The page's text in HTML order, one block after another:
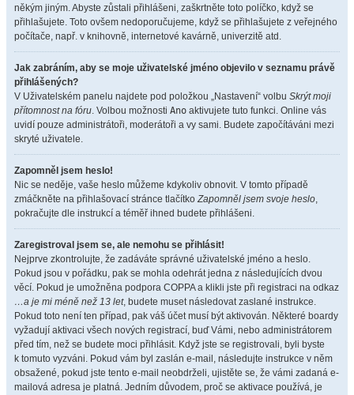
někým jiným. Abyste zůstali přihlášeni, zaškrtněte toto políčko, když se
přihlašujete. Toto ovšem nedoporučujeme, když se přihlašujete z veřejného
počítače, např. v knihovně, internetové kavárně, univerzitě atd.
Jak zabráním, aby se moje uživatelské jméno objevilo v seznamu právě
přihlášených?
V Uživatelském panelu najdete pod položkou „Nastavení“ volbu Skrýt moji
přítomnost na fóru. Volbou možnosti Ano aktivujete tuto funkci. Online vás
uvidí pouze administrátoři, moderátoři a vy sami. Budete započítáváni mezi
skryté uživatele.
Zapomněl jsem heslo!
Nic se neděje, vaše heslo můžeme kdykoliv obnovit. V tomto případě
zmáčkněte na přihlašovací stránce tlačítkoZapomněl jsem svoje heslo,
pokračujte dle instrukcí a téměř ihned budete přihlášeni.
Zaregistroval jsem se, ale nemohu se přihlásit!
Nejprve zkontrolujte, že zadáváte správné uživatelské jméno a heslo.
Pokud jsou v pořádku, pak se mohla odehrát jedna z následujících dvou
věcí. Pokud je umožněna podpora COPPA a klikli jste při registraci na odkaz
…a je mi méně než 13 let, budete muset následovat zaslané instrukce.
Pokud toto není ten případ, pak váš účet musí být aktivován. Některé boardy
vyžadují aktivaci všech nových registrací, buď Vámi, nebo administrátorem
před tím, než se budete moci přihlásit. Když jste se registrovali, byli byste
k tomuto vyzváni. Pokud vám byl zaslán e-mail, následujte instrukce v něm
obsažené, pokud jste tento e-mail neobdrželi, ujistěte se, že vámi zadaná e-
mailová adresa je platná. Jedním důvodem, proč se aktivace používá, je